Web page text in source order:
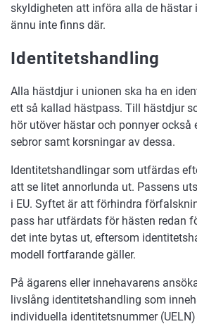
skyldigheten att införa alla de hästar
ännu inte finns där.
Identitetshandling
Alla hästdjur i unionen ska ha en
ett så kallad hästpass. Till hästdjur
hör utöver hästar och ponnyer också
sebror samt korsningar av dessa.
Identitetshandlingar som utfärdas
att se litet annorlunda ut. Passens
i EU. Syftet är att förhindra
pass har utfärdats för hästen redan
det inte bytas ut, eftersom
modell fortfarande gäller.
På ägarens eller innehavarens
livslång identitetshandling som
individuella identitetsnummer